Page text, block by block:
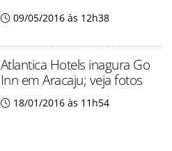
09/05/2016 às 12h38
Atlantica Hotels inagura Go
Inn em Aracaju; veja fotos
18/01/2016 às 11h54